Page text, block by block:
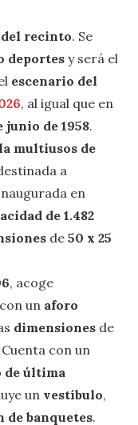
recinto. Se
deportes y será el
escenario del
, al igual que en
junio de 1958.
multiusos de
a
en
de 1.482
de 50 x 25
, acoge
con un aforo
dimensiones de
Cuenta con un
de última
un vestíbulo,
de banquetes.